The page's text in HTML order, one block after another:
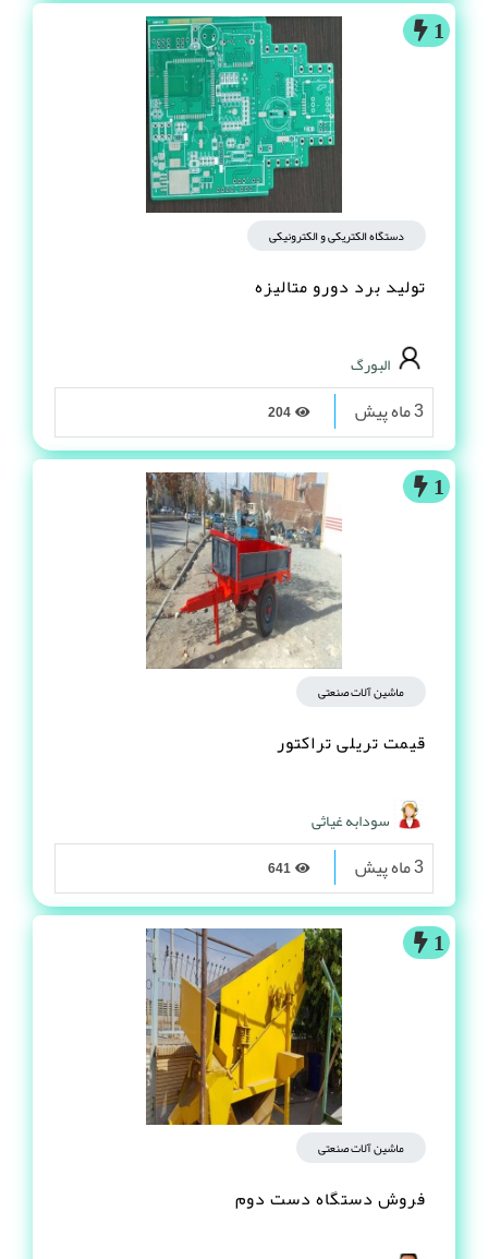
1
دستگاه الکتریکی و الکترونیکی
تولید برد دورو متالیزه
البورگ
3 ماه پیش
1
ماشین آلات صنعتی
قیمت تریلی تراکتور
سودابه غیاثی
3 ماه پیش
1
ماشین آلات صنعتی
فروش دستگاه دست دوم